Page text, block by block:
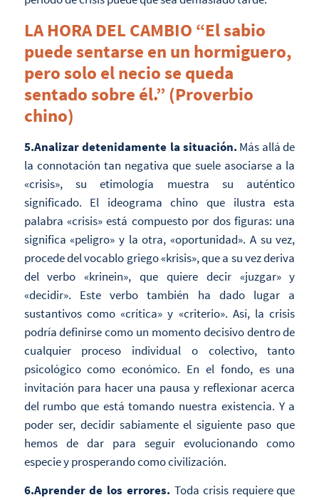
LA HORA DEL CAMBIO “El sabio
puede sentarse en un hormiguero,
pero solo el necio se queda
sentado sobre él.” (Proverbio
chino)
5.Analizar detenidamente la situación. Más allá de
la connotación tan negativa que suele asociarse a la
«crisis», su etimología muestra su auténtico
significado. El ideograma chino que ilustra esta
palabra «crisis» está compuesto por dos figuras: una
significa «peligro» y la otra, «oportunidad». A su vez,
procede del vocablo griego «krisis», que a su vez deriva
del verbo «krinein», que quiere decir «juzgar» y
«decidir». Este verbo también ha dado lugar a
sustantivos como «crítica» y «criterio». Así, la crisis
podría definirse como un momento decisivo dentro de
cualquier proceso individual o colectivo, tanto
psicológico como económico. En el fondo, es una
invitación para hacer una pausa y reflexionar acerca
del rumbo que está tomando nuestra existencia. Y a
poder ser, decidir sabiamente el siguiente paso que
hemos de dar para seguir evolucionando como
especie y prosperando como civilización.
6.Aprender de los errores. Toda crisis requiere que